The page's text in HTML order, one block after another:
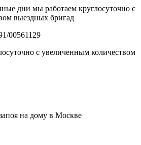
дни мы работаем круглосуточно с
выездных бригад
00561129
с увеличенным количеством
на дому в Москве